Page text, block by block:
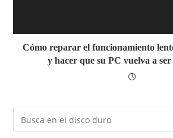
Cómo reparar el funcionamiento
y hacer que su PC vuelva a